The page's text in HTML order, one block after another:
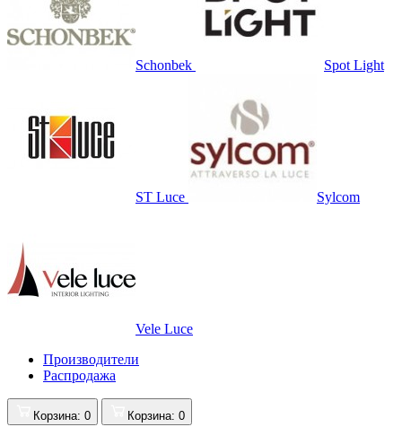
Schonbek Spot Light
ST Luce Sylcom
Vele Luce
Производители
Распродажа
Корзина: 0 Корзина: 0